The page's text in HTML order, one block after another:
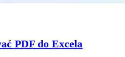
PDF do Excela